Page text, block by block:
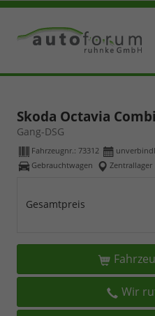
Skoda Octavia Combi
Gang-DSG
Fahrzeugnr.: 73312
Gebrauchtwagen
Zentrallager
Gesamtpreis
Wir